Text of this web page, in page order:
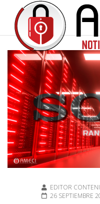
EDITOR
26 SEPTIEMBRE